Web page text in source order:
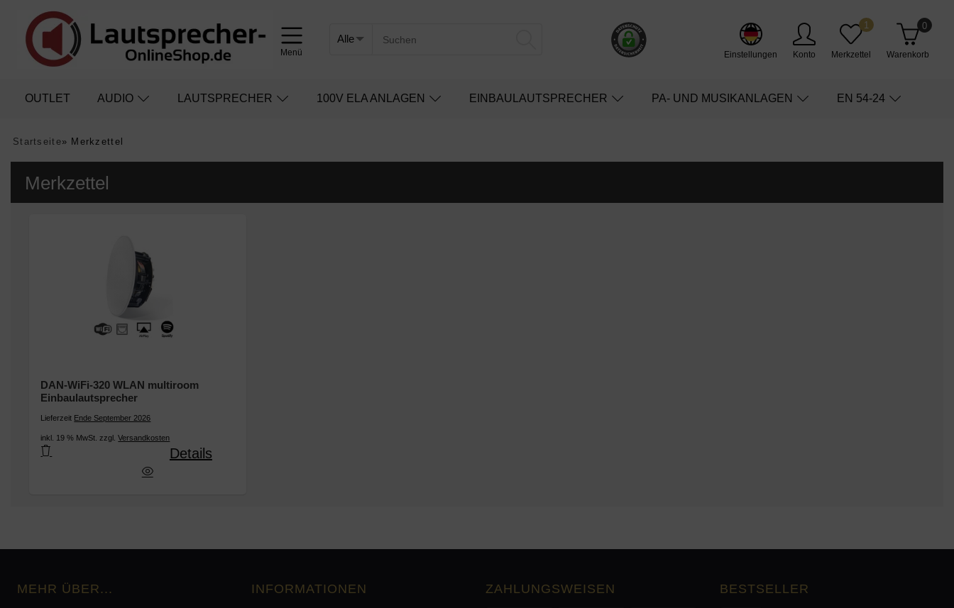
Menü Einstellungen Konto Merkzettel
1
Warenkorb
0
OUTLET AUDIO LAUTSPRECHER 100V ELA ANLAGEN EINBAULAUTSPRECHER PA- UND MUSIKANLAGEN EN 54-24
Startseite» Merkzettel
Merkzettel
DAN-WiFi-320 WLAN multiroom
Einbaulautsprecher
Lieferzeit Ende September 2026
inkl. 19 % MwSt. zzgl.Versandkosten
WiFi-320 WLAN multiroom Einbaulautsprecher
Details
MEHR ÜBER... INFORMATIONEN ZAHLUNGSWEISEN BESTSELLER